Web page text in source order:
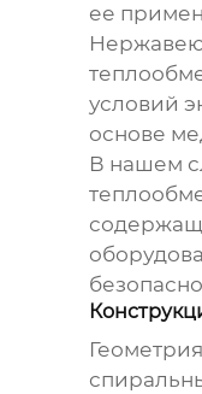
ее
условий
основе
В нашем
Геометрия